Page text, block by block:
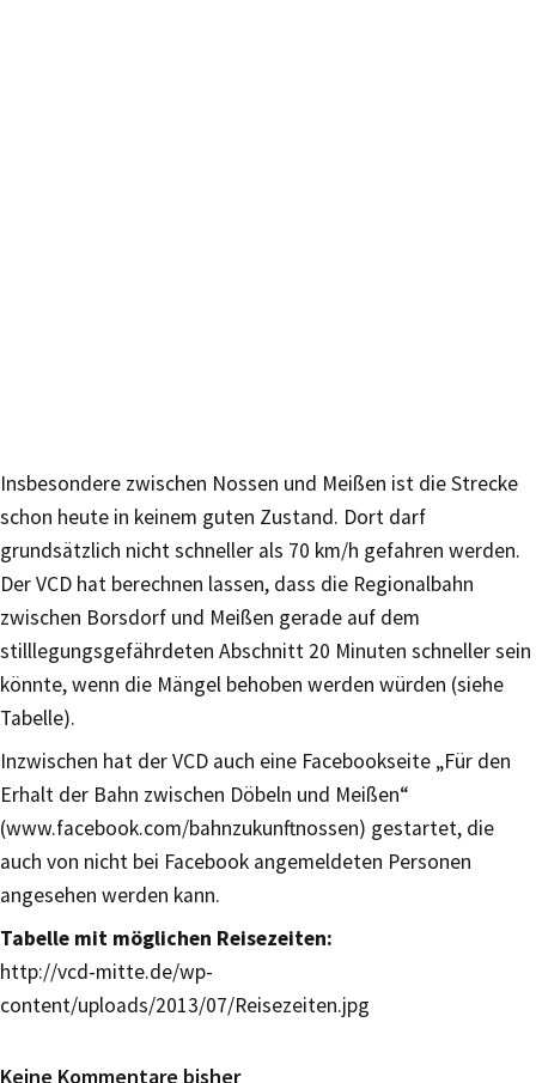
Insbesondere zwischen Nossen und Meißen ist die Strecke
schon heute in keinem guten Zustand. Dort darf
grundsätzlich nicht schneller als 70 km/h gefahren werden.
Der VCD hat berechnen lassen, dass die Regionalbahn
zwischen Borsdorf und Meißen gerade auf dem
stilllegungsgefährdeten Abschnitt 20 Minuten schneller sein
könnte, wenn die Mängel behoben werden würden (siehe
Tabelle).
Inzwischen hat der VCD auch eine Facebookseite „Für den
Erhalt der Bahn zwischen Döbeln und Meißen“
(www.facebook.com/bahnzukunftnossen) gestartet, die
auch von nicht bei Facebook angemeldeten Personen
angesehen werden kann.
Tabelle mit möglichen Reisezeiten:
http://vcd-mitte.de/wp-
content/uploads/2013/07/Reisezeiten.jpg
Keine Kommentare bisher